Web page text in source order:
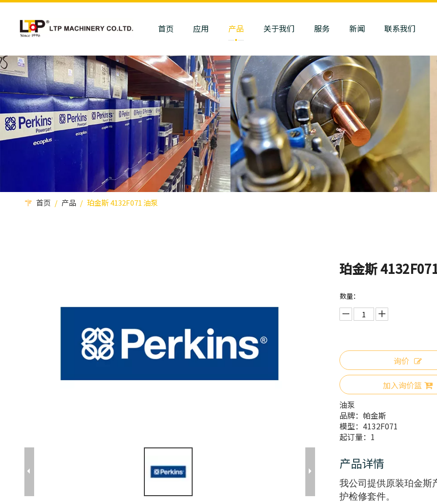
首页 应用 产品 关于我们 服务 新闻 联系我们
首页 / 产品 / 珀金斯 4132F071 油泵
珀金斯
数量：
询价
加入询价篮
油泵
品牌： 帕金斯
模型：4132F071
起订量： 1
产品详情
我公司提供原装珀金斯
护检修套件。